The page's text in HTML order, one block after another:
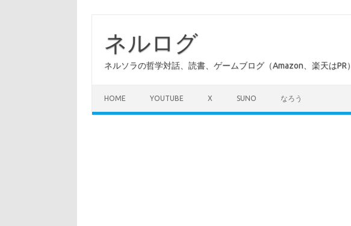
ネルログ
ネルソラの哲学対話、読書、ゲームブログ（Amazon、楽天はPR）
HOME YOUTUBE X SUNO なろう